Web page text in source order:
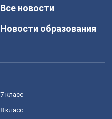
Все новости
Новости образования
7 класс
8 класс